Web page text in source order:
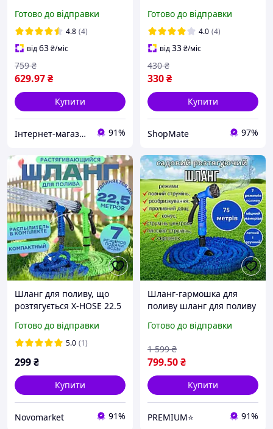
подарунок!
Готово до відправки
4.8 (4)
від63₴/міс
629.97₴
759 ₴
Купити
Інтернет-магазин "Техномаг" 91%
шланг-гармошка для
поливу LS-Xhose45
Готово до відправки
4.0 (4)
від33₴/міс
330₴
430 ₴
Купити
ShopMate 97%
Шланг для поливу, що
розтягується X-HOSE 22.5
поливальний з
розпилювачем
Готово до відправки
5.0 (1)
299₴
Купити
Novomarket 91%
Шланг-гармошка для
поливу шланг для поливу
метрів X-hose садовий
поливальний шланг
Готово до відправки
799.50₴
1 599 ₴
Купити
PREMIUM⭐ 91%